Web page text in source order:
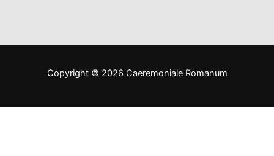
Copyright © 2026 Caeremoniale Romanum